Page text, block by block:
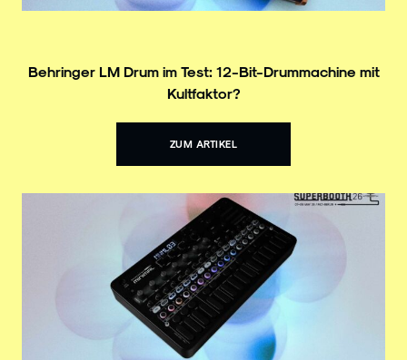
Behringer LM Drum im Test: 12-Bit-Drummachine mit
Kultfaktor?
ZUM ARTIKEL